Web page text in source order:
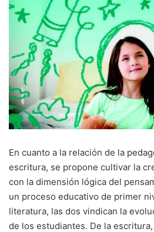
En cuanto a la relación de la
escritura, se propone cultivar la
con la dimensión lógica del
un proceso educativo de primer
literatura, las dos vindican la
de los estudiantes. De la